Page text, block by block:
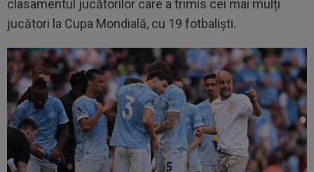
clasamentul jucătorilor care a trimis cei mai mulți
jucători la Cupa Mondială, cu 19 fotbaliști.